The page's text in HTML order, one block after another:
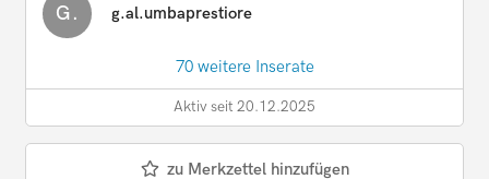
G. g.al.umbaprestiore
70 weitere Inserate
Aktiv seit 20.12.2025
zu Merkzettel hinzufügen